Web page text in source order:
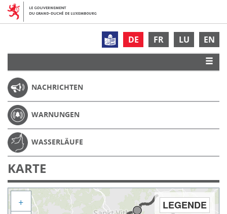
DE FR LU EN
NACHRICHTEN
WARNUNGEN
WASSERLÄUFE
KARTE
LEGENDE
+